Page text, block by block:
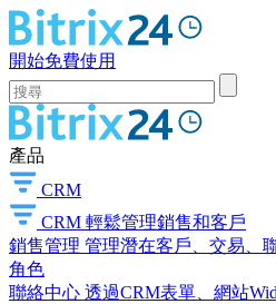
開始免費使用
產品
CRM
CRM 輕鬆管理銷售和客戶
銷售管理 管理潛在客戶、交易、
角色
聯絡中心 透過CRM表單、網站